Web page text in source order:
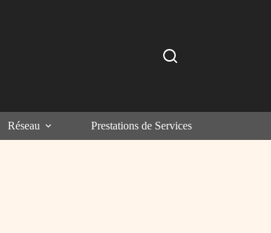
Réseau Prestations de Services